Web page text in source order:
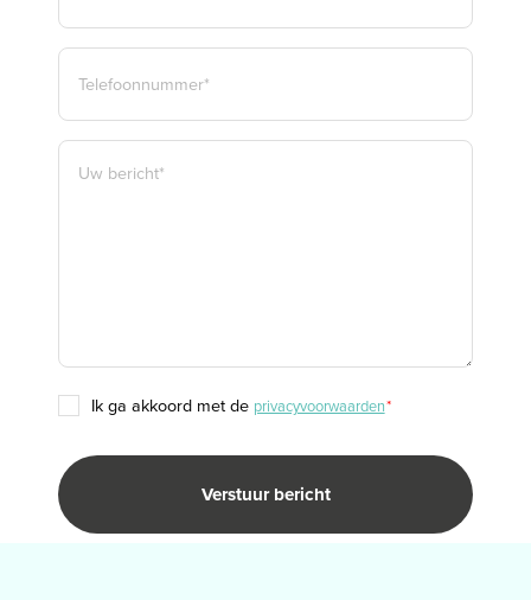
TELEFOON
BERICHT
TOESTEMMING
ik ga akkoord met de privacyvoorwaarden*